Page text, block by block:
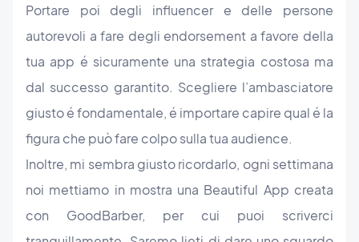
Portare poi degli influencer e delle persone
autorevoli a fare degli endorsement a favore della
tua app é sicuramente una strategia costosa ma
dal successo garantito. Scegliere l’ambasciatore
giusto é fondamentale, é importare capire qual é la
figura che può fare colpo sulla tua audience.
Inoltre, mi sembra giusto ricordarlo, ogni settimana
noi mettiamo in mostra una Beautiful App creata
con GoodBarber, per cui puoi scriverci